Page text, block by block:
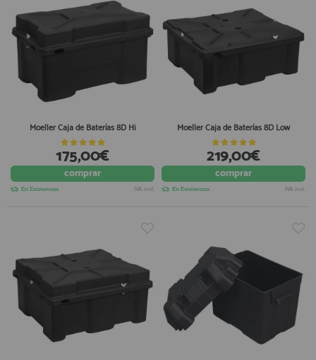
Moeller Caja de Baterías 8D Hi
175,00€
comprar
En Existencias IVA incl.
Moeller Caja de Baterías 8D Low
219,00€
comprar
En Existencias IVA incl.